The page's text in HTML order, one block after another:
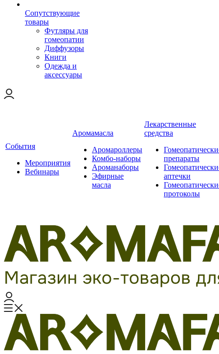
Сопутствующие
товары
Футляры для
гомеопатии
Диффузоры
Книги
Одежда и
аксессуары
События
Мероприятия
Вебинары
Аромамасла
Аромароллеры
Комбо-наборы
Ароманаборы
Эфирные
масла
Лекарственные
средства
препараты
аптечки
протоколы